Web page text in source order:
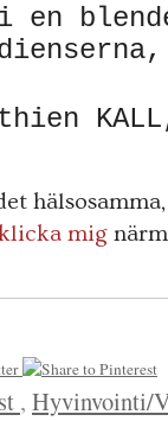
en
mig
, Hyvinvointi/